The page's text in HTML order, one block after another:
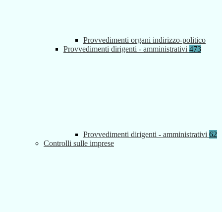
Provvedimenti organi indirizzo-politico
Provvedimenti dirigenti - amministrativi 473
Provvedimenti dirigenti - amministrativi 62
Controlli sulle imprese